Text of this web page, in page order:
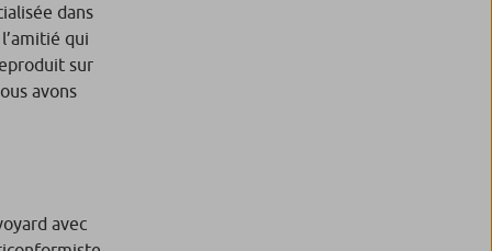
dans
qui
sur
avons
avec